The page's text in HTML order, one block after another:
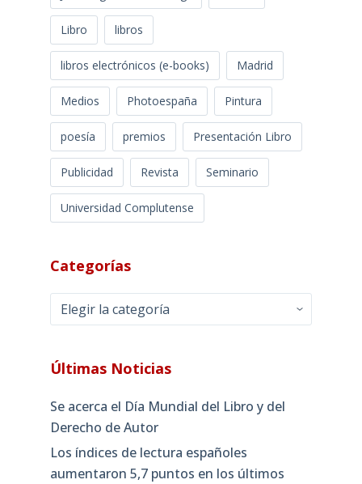
Libro libros
libros electrónicos (e-books) Madrid
Medios Photoespaña Pintura
poesía premios Presentación Libro
Publicidad Revista Seminario
Universidad Complutense
Categorías
Categorías
Últimas Noticias
Se acerca el Día Mundial del Libro y del
Derecho de Autor
Los índices de lectura españoles
aumentaron 5,7 puntos en los últimos